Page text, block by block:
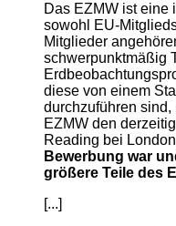
Das EZMW ist eine
sowohl EU-
Mitglieder
schwerpunktmäßig
diese von einem
durchzuführen
EZMW den
Reading bei
Bewerbung war
größere Teile des
[...]